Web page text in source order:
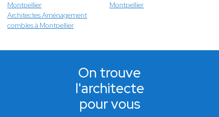
Montpellier
Montpellier
Architectes Aménagement
combles à Montpellier
On trouve
l'architecte
pour vous